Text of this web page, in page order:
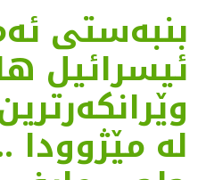
بنبەستی
ئیسرائیل
لە